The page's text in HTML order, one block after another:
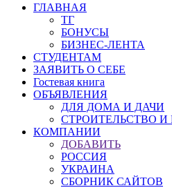
ГЛАВНАЯ
ТГ
БОНУСЫ
БИЗНЕС-ЛЕНТА
СТУДЕНТАМ
ЗАЯВИТЬ О СЕБЕ
Гостевая книга
ОБЪЯВЛЕНИЯ
ДЛЯ ДОМА И ДАЧИ
СТРОИТЕЛЬСТВО И
КОМПАНИИ
ДОБАВИТЬ
РОССИЯ
УКРАИНА
СБОРНИК САЙТОВ